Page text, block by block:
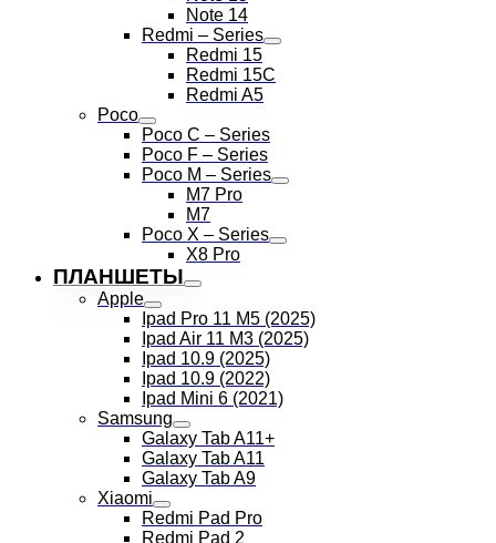
Note 14
Redmi – Series
Redmi 15
Redmi 15C
Redmi A5
Poco
Poco C – Series
Poco F – Series
Poco M – Series
M7 Pro
M7
Poco X – Series
X8 Pro
ПЛАНШЕТЫ
Apple
Ipad Pro 11 M5 (2025)
Ipad Air 11 M3 (2025)
Ipad 10.9 (2025)
Ipad 10.9 (2022)
Ipad Mini 6 (2021)
Samsung
Galaxy Tab A11+
Galaxy Tab A11
Galaxy Tab A9
Xiaomi
Redmi Pad Pro
Redmi Pad 2